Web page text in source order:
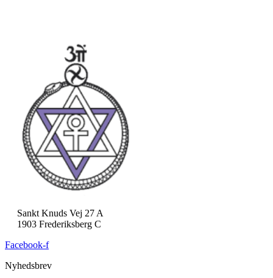
Sankt Knuds Vej 27 A
1903 Frederiksberg C
Facebook-f
Nyhedsbrev